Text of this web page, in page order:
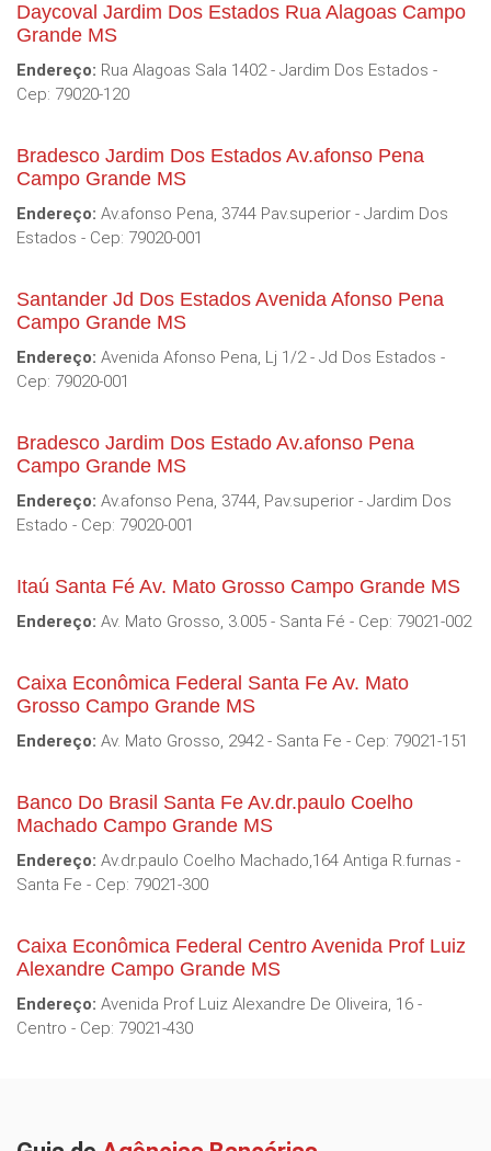
Daycoval Jardim Dos Estados Rua Alagoas Campo
Grande MS
Endereço: Rua Alagoas Sala 1402 - Jardim Dos Estados -
Cep: 79020-120
Bradesco Jardim Dos Estados Av.afonso Pena
Campo Grande MS
Endereço: Av.afonso Pena, 3744 Pav.superior - Jardim Dos
Estados - Cep: 79020-001
Santander Jd Dos Estados Avenida Afonso Pena
Campo Grande MS
Endereço: Avenida Afonso Pena, Lj 1/2 - Jd Dos Estados -
Cep: 79020-001
Bradesco Jardim Dos Estado Av.afonso Pena
Campo Grande MS
Endereço: Av.afonso Pena, 3744, Pav.superior - Jardim Dos
Estado - Cep: 79020-001
Itaú Santa Fé Av. Mato Grosso Campo Grande MS
Endereço: Av. Mato Grosso, 3.005 - Santa Fé - Cep: 79021-002
Caixa Econômica Federal Santa Fe Av. Mato
Grosso Campo Grande MS
Endereço: Av. Mato Grosso, 2942 - Santa Fe - Cep: 79021-151
Banco Do Brasil Santa Fe Av.dr.paulo Coelho
Machado Campo Grande MS
Endereço: Av.dr.paulo Coelho Machado,164 Antiga R.furnas -
Santa Fe - Cep: 79021-300
Caixa Econômica Federal Centro Avenida Prof Luiz
Alexandre Campo Grande MS
Endereço: Avenida Prof Luiz Alexandre De Oliveira, 16 -
Centro - Cep: 79021-430